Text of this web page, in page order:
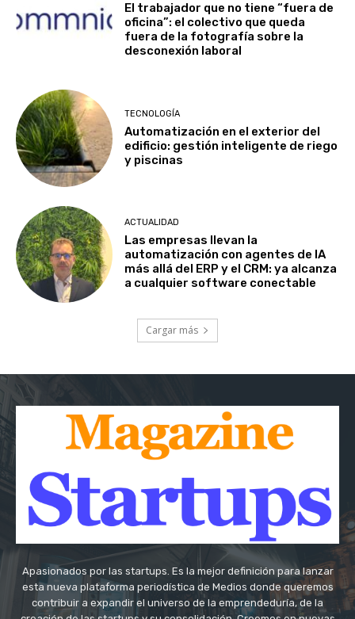
El trabajador que no tiene “fuera de
oficina”: el colectivo que queda
fuera de la fotografía sobre la
desconexión laboral
TECNOLOGÍA
Automatización en el exterior del
edificio: gestión inteligente de riego
y piscinas
ACTUALIDAD
Las empresas llevan la
automatización con agentes de IA
más allá del ERP y el CRM: ya alcanza
a cualquier software conectable
Cargar más
Apasionados por las startups. Es la mejor definición para lanzar
esta nueva plataforma periodística de Medios donde queremos
contribuir a expandir el universo de la emprendeduría, de la